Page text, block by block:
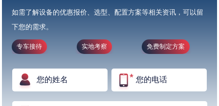
如需了解设备的优惠报价、选型、配置方案等相关资讯，可以留
下您的需求。
专车接待 实地考察 免费制定方案